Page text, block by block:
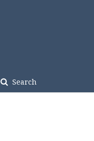
Search